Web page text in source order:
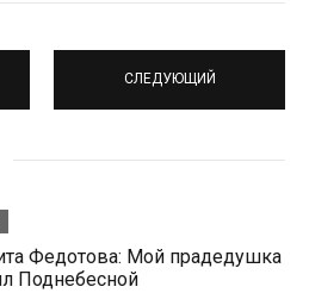
СЛЕДУЮЩИЙ
Федотова: Мой прадедушка
Поднебесной